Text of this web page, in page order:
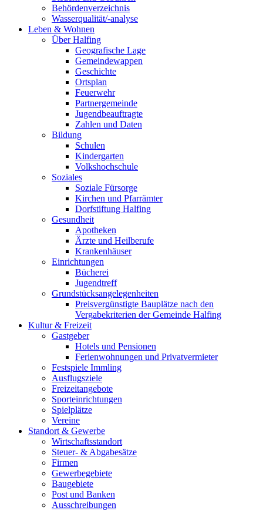
Behördenverzeichnis
Wasserqualität/-analyse
Leben & Wohnen
Über Halfing
Geografische Lage
Gemeindewappen
Geschichte
Ortsplan
Feuerwehr
Partnergemeinde
Jugendbeauftragte
Zahlen und Daten
Bildung
Schulen
Kindergarten
Volkshochschule
Soziales
Soziale Fürsorge
Kirchen und Pfarrämter
Dorfstiftung Halfing
Gesundheit
Apotheken
Ärzte und Heilberufe
Krankenhäuser
Einrichtungen
Bücherei
Jugendtreff
Grundstücksangelegenheiten
Preisvergünstigte Bauplätze nach den
Vergabekriterien der Gemeinde Halfing
Kultur & Freizeit
Gastgeber
Hotels und Pensionen
Ferienwohnungen und Privatvermieter
Festspiele Immling
Ausflugsziele
Freizeitangebote
Sporteinrichtungen
Spielplätze
Vereine
Standort & Gewerbe
Wirtschaftsstandort
Steuer- & Abgabesätze
Firmen
Gewerbegebiete
Baugebiete
Post und Banken
Ausschreibungen